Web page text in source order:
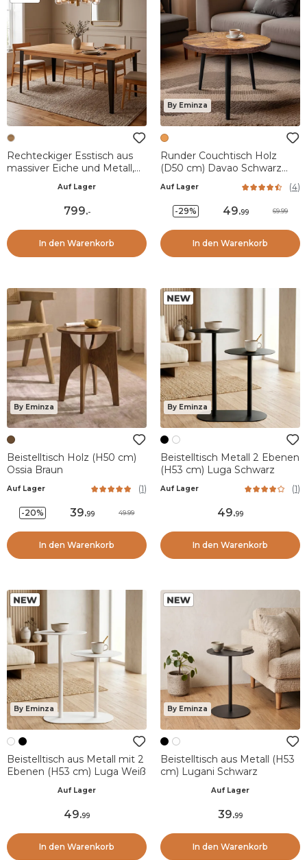
Rechteckiger Esstisch aus
massiver Eiche und Metall,
Auf Lager
799.-
In den Warenkorb
By Eminza
Runder Couchtisch Holz
(D50 cm) Davao Schwarz
Auf Lager (4)
-29% 49.99 69.99
In den Warenkorb
By Eminza
Beistelltisch Holz (H50 cm)
Ossia Braun
Auf Lager (1)
-20% 39.99 49.99
In den Warenkorb
By Eminza
Beistelltisch Metall 2 Ebenen
(H53 cm) Luga Schwarz
Auf Lager (1)
49.99
In den Warenkorb
By Eminza
Beistelltisch aus Metall mit 2
Ebenen (H53 cm) Luga Weiß
Auf Lager
49.99
In den Warenkorb
By Eminza
Beistelltisch aus Metall (H53
cm) Lugani Schwarz
Auf Lager
39.99
In den Warenkorb